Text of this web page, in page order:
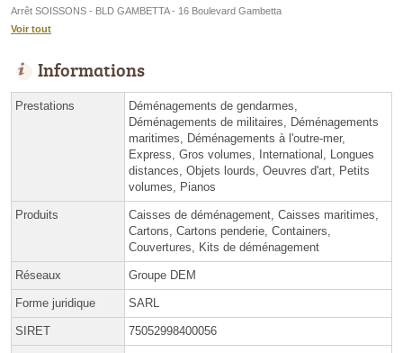
Arrêt SOISSONS - BLD GAMBETTA - 16 Boulevard Gambetta
Voir tout
Informations
Prestations
Déménagements de gendarmes,
Déménagements de militaires, Déménagements
maritimes, Déménagements à l'outre-mer,
Express, Gros volumes, International, Longues
distances, Objets lourds, Oeuvres d'art, Petits
volumes, Pianos
Produits
Caisses de déménagement, Caisses maritimes,
Cartons, Cartons penderie, Containers,
Couvertures, Kits de déménagement
Réseaux Groupe DEM
Forme juridique SARL
SIRET 75052998400056